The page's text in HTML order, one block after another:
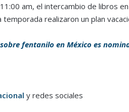
am, el intercambio de libros
realizaron un plan
fentanilo en México es
y redes sociales